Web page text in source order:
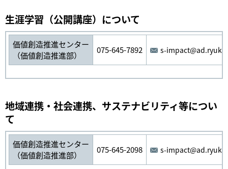
生涯学習（公開講座）について
価値創造推進センター
（価値創造推進部）
075-645-7892 s-
地域連携・社会連携、サステナビリティ等につい
て
価値創造推進センター
（価値創造推進部）
075-645-2098 s-